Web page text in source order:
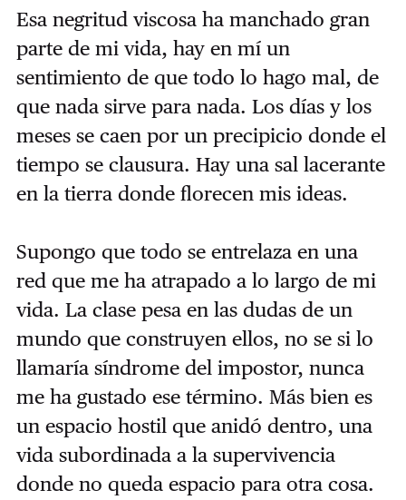
Esa negritud viscosa ha manchado gran
parte de mi vida, hay en mí un
sentimiento de que todo lo hago mal, de
que nada sirve para nada. Los días y los
meses se caen por un precipicio donde el
tiempo se clausura. Hay una sal lacerante
en la tierra donde florecen mis ideas.
Supongo que todo se entrelaza en una
red que me ha atrapado a lo largo de mi
vida. La clase pesa en las dudas de un
mundo que construyen ellos, no se si lo
llamaría síndrome del impostor, nunca
me ha gustado ese término. Más bien es
un espacio hostil que anidó dentro, una
vida subordinada a la supervivencia
donde no queda espacio para otra cosa.